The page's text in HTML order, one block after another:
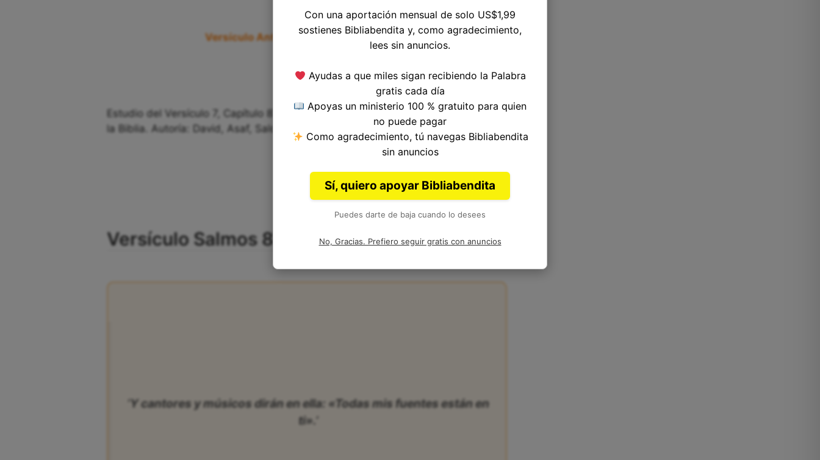
Versículo Anterior|Versículo Siguiente
Estudio del Versículo 7, Capítulo 87, Libro de Salmos delAntiguo Testamentode
la Biblia. Autoría: David, Asaf, Salomón y otros.
Versículo Salmos 87:7
‘Y cantores y músicos dirán en ella: «Todas mis fuentes están en
ti».’
Con una aportación mensual de solo US$1,99
sostienes Bibliabendita y, como agradecimiento,
lees sin anuncios.
Ayudas a que miles sigan recibiendo la Palabra
gratis cada día
Apoyas un ministerio 100 % gratuito para quien
no puede pagar
Como agradecimiento, tú navegas Bibliabendita
sin anuncios
Sí, quiero apoyar Bibliabendita
Puedes darte de baja cuando lo desees
No, Gracias. Prefiero seguir gratis con anuncios